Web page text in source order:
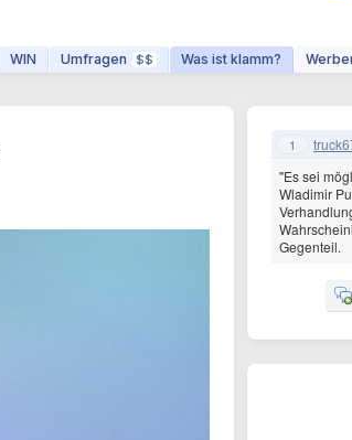
WIN Umfragen $$ Was ist klamm?
1
"Es sei
Wladimir
Gegenteil.